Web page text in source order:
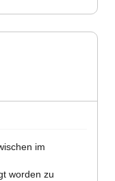
im
worden zu